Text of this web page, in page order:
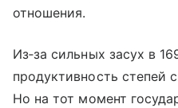
отношения.
Из‑за сильных засух в
продуктивность степей
Но на тот момент